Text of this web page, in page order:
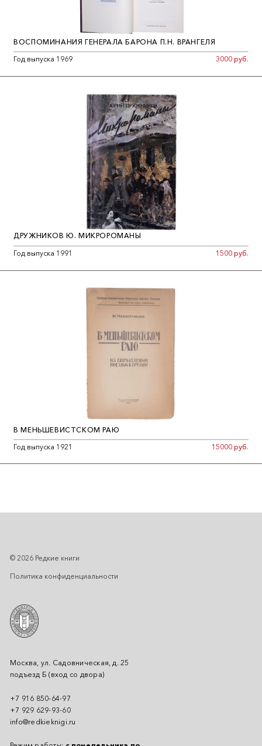
ВОСПОМИНАНИЯ ГЕНЕРАЛА БАРОНА П.Н. ВРАНГЕЛЯ
Год выпуска 1969
3000 руб.
ДРУЖНИКОВ Ю. МИКРОРОМАНЫ
Год выпуска 1991
1500 руб.
В МЕНЬШЕВИСТСКОМ РАЮ
Год выпуска 1921
15000 руб.
Москва, ул. Садовническая, д. 25
подъезд Б (вход со двора)
+7 916 850-64-97
+7 929 629-93-60
info@redkieknigi.ru
© 2026 Редкие книги
Политика конфиденциальности